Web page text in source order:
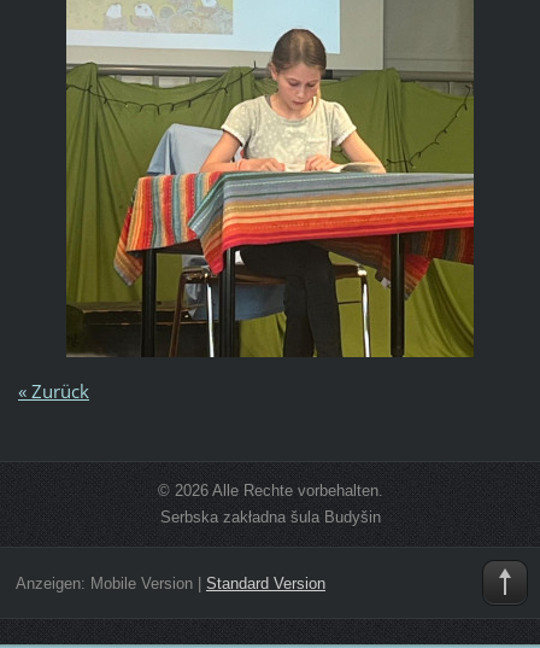
« Zurück
© 2026 Alle Rechte vorbehalten.
Serbska zakładna šula Budyšin
Anzeigen: Mobile Version| Standard Version